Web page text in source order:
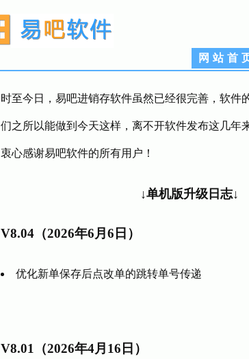
网站首
时至今日，易吧进销存软件虽然已经很完善，软
们之所以能做到今天这样，离不开软件发布这几年
衷心感谢易吧软件的所有用户！
↓单机版升级日志↓
V8.04（2026年6月6日）
优化新单保存后点改单的跳转单号传递
V8.01（2026年4月16日）